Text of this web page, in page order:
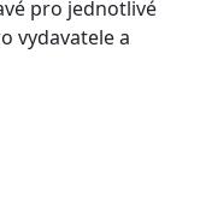
pro jednotlivé
vydavatele a